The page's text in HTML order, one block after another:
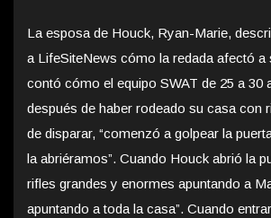
La esposa de Houck, Ryan-Marie,
a LifeSiteNews cómo la redada afectó a
contó cómo el equipo SWAT de 25 a 30
después de haber rodeado su casa con
de disparar, “comenzó a golpear la
la abriéramos”. Cuando Houck abrió la
rifles grandes y enormes apuntando a
apuntando a toda la casa”. Cuando